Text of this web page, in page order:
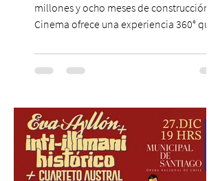
millones y ocho meses de construcción,
Cinema ofrece una experiencia 360° que
cinematográfica y actores en vivo,
recreando algunos de los universos más
una nueva atracción a su oferta
gastronómica y turística con la apertura de
Cinema, un restaurante temático
inspirado en el concepto de un museo de
Hollywood, que promete transportar a sus